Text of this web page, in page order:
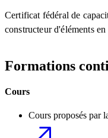
Certificat fédéral de
constructeur d'éléments
Formations
Cours
Cours proposés par